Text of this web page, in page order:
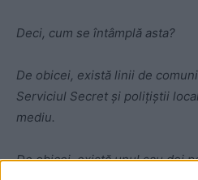
Deci, cum se întâmplă asta?
De obicei, există linii de
Serviciul Secret și polițiștii
mediu.
De obicei, există unul sau doi